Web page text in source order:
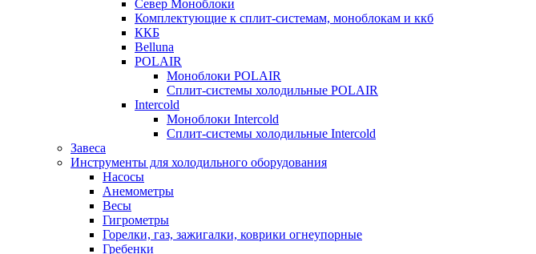
Север Моноблоки
Комплектующие к сплит-системам, моноблокам и ккб
ККБ
Belluna
POLAIR
Моноблоки POLAIR
Сплит-системы холодильные POLAIR
Intercold
Моноблоки Intercold
Сплит-системы холодильные Intercold
Завеса
Инструменты для холодильного оборудования
Насосы
Анемометры
Весы
Гигрометры
Горелки, газ, зажигалки, коврики огнеупорные
Гребенки